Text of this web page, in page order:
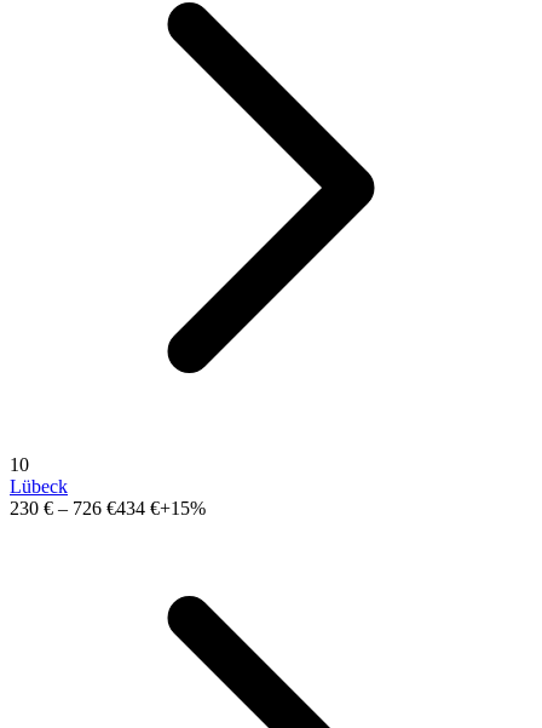
10
Lübeck
230 € – 726 €434 €+15%